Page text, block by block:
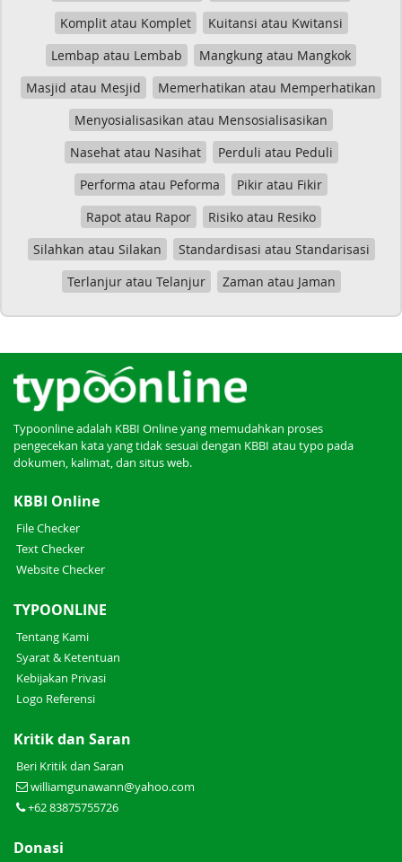
Komplit atau Komplet
Kuitansi atau Kwitansi
Lembap atau Lembab
Mangkung atau Mangkok
Masjid atau Mesjid
Memerhatikan atau Memperhatikan
Menyosialisasikan atau Mensosialisasikan
Nasehat atau Nasihat
Perduli atau Peduli
Performa atau Peforma
Pikir atau Fikir
Rapot atau Rapor
Risiko atau Resiko
Silahkan atau Silakan
Standardisasi atau Standarisasi
Terlanjur atau Telanjur
Zaman atau Jaman
Typoonline adalah KBBI Online yang memudahkan proses
pengecekan kata yang tidak sesuai dengan KBBI atau typo pada
dokumen, kalimat, dan situs web.
KBBI Online
File Checker
Text Checker
Website Checker
TYPOONLINE
Tentang Kami
Syarat & Ketentuan
Kebijakan Privasi
Logo Referensi
Kritik dan Saran
Beri Kritik dan Saran
williamgunawann@yahoo.com
+62 83875755726
Donasi